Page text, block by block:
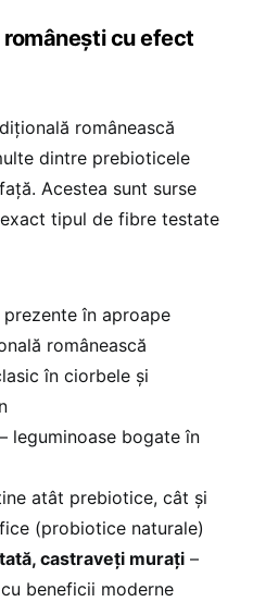
cu efect
românească
dintre prebioticele
Acestea sunt surse
exact tipul de fibre testate
prezente în aproape
românească
în ciorbele și
– leguminoase bogate în
atât prebiotice, cât și
(probiotice naturale)
castraveți murați –
beneficii moderne